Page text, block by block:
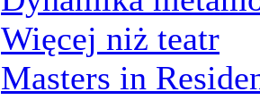
Więcej niż teatr
Masters in